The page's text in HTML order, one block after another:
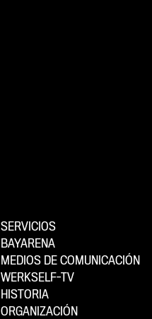
SERVICIOS
BAYARENA
MEDIOS DE COMUNICACIÓN
WERKSELF-TV
HISTORIA
ORGANIZACIÓN